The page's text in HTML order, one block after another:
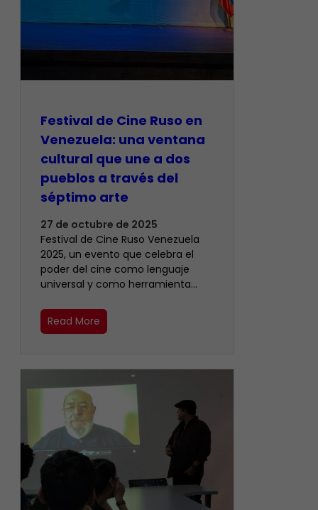
Festival de Cine Ruso en
Venezuela: una ventana
cultural que une a dos
pueblos a través del
séptimo arte
27 de octubre de 2025
Festival de Cine Ruso Venezuela
2025, un evento que celebra el
poder del cine como lenguaje
universal y como herramienta…
Read More